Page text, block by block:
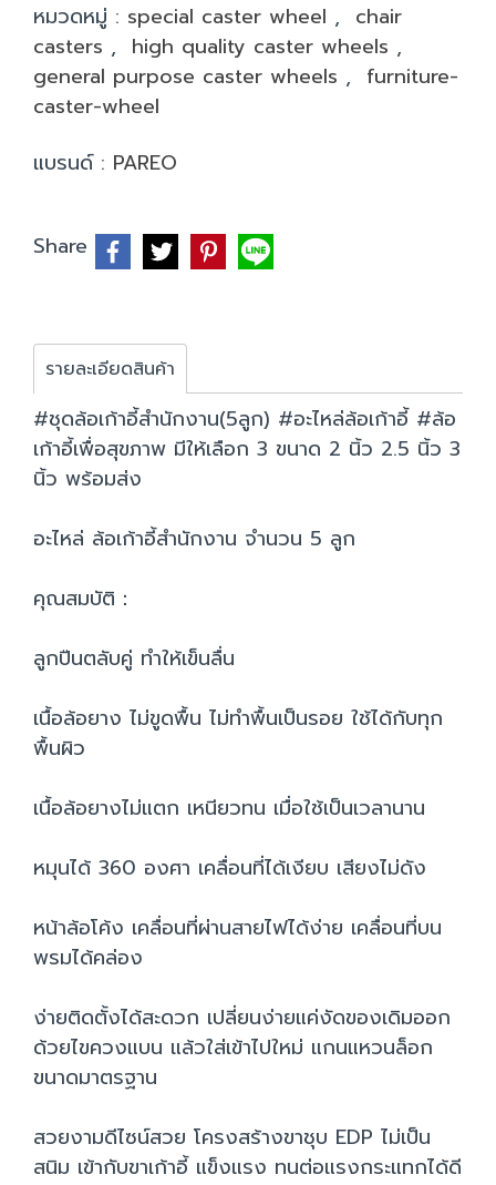
หมวดหมู่ : special caster wheel , chair
casters , high quality caster wheels ,
general purpose caster wheels , furniture-
caster-wheel
แบรนด์ : PAREO
Share
รายละเอียดสินค้า
#ชุดล้อเก้าอี้สำนักงาน(5ลูก) #อะไหล่ล้อเก้าอี้ #ล้อ
เก้าอี้เพื่อสุขภาพ มีให้เลือก 3 ขนาด 2 นิ้ว 2.5 นิ้ว 3
นิ้ว พร้อมส่ง
อะไหล่ ล้อเก้าอี้สำนักงาน จำนวน 5 ลูก
คุณสมบัติ：
ลูกปืนตลับคู่ ทำให้เข็นลื่น
เนื้อล้อยาง ไม่ขูดพื้น ไม่ทำพื้นเป็นรอย ใช้ได้กับทุก
พื้นผิว
เนื้อล้อยางไม่แตก เหนียวทน เมื่อใช้เป็นเวลานาน
หมุนได้ 360 องศา เคลื่อนที่ได้เงียบ เสียงไม่ดัง
หน้าล้อโค้ง เคลื่อนที่ผ่านสายไฟได้ง่าย เคลื่อนที่บน
พรมได้คล่อง
ง่ายติดตั้งได้สะดวก เปลี่ยนง่ายแค่งัดของเดิมออก
ด้วยไขควงแบน แล้วใส่เข้าไปใหม่ แกนแหวนล็อก
ขนาดมาตรฐาน
สวยงามดีไซน์สวย โครงสร้างขาชุบ EDP ไม่เป็น
สนิม เข้ากับขาเก้าอี้ แข็งแรง ทนต่อแรงกระแทกได้ดี